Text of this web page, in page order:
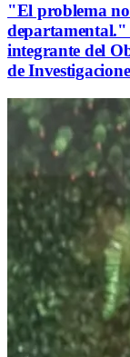
"El problema
integrante del
de